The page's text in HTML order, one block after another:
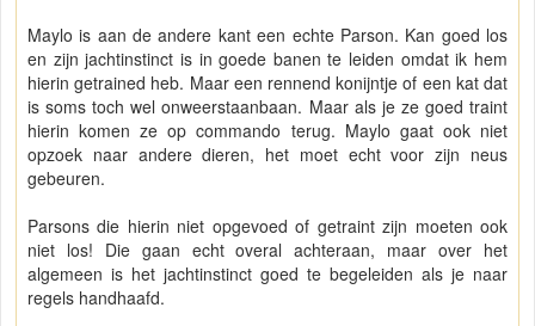
Maylo is aan de andere kant een echte Parson. Kan goed los
en zijn jachtinstinct is in goede banen te leiden omdat ik hem
hierin getrained heb. Maar een rennend konijntje of een kat dat
is soms toch wel onweerstaanbaan. Maar als je ze goed traint
hierin komen ze op commando terug. Maylo gaat ook niet
opzoek naar andere dieren, het moet echt voor zijn neus
gebeuren.
Parsons die hierin niet opgevoed of getraint zijn moeten ook
niet los! Die gaan echt overal achteraan, maar over het
algemeen is het jachtinstinct goed te begeleiden als je naar
regels handhaafd.